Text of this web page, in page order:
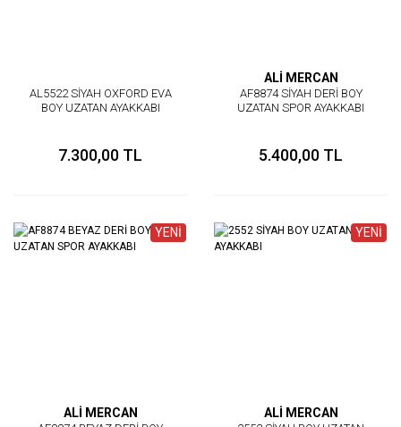
AL5522 SİYAH OXFORD EVA
BOY UZATAN AYAKKABI
7.300,00 TL
ALİ MERCAN
AF8874 SİYAH DERİ BOY
UZATAN SPOR AYAKKABI
5.400,00 TL
YENİ
ALİ MERCAN
YENİ
ALİ MERCAN